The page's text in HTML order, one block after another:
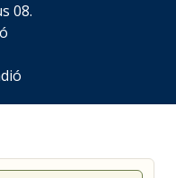
08.